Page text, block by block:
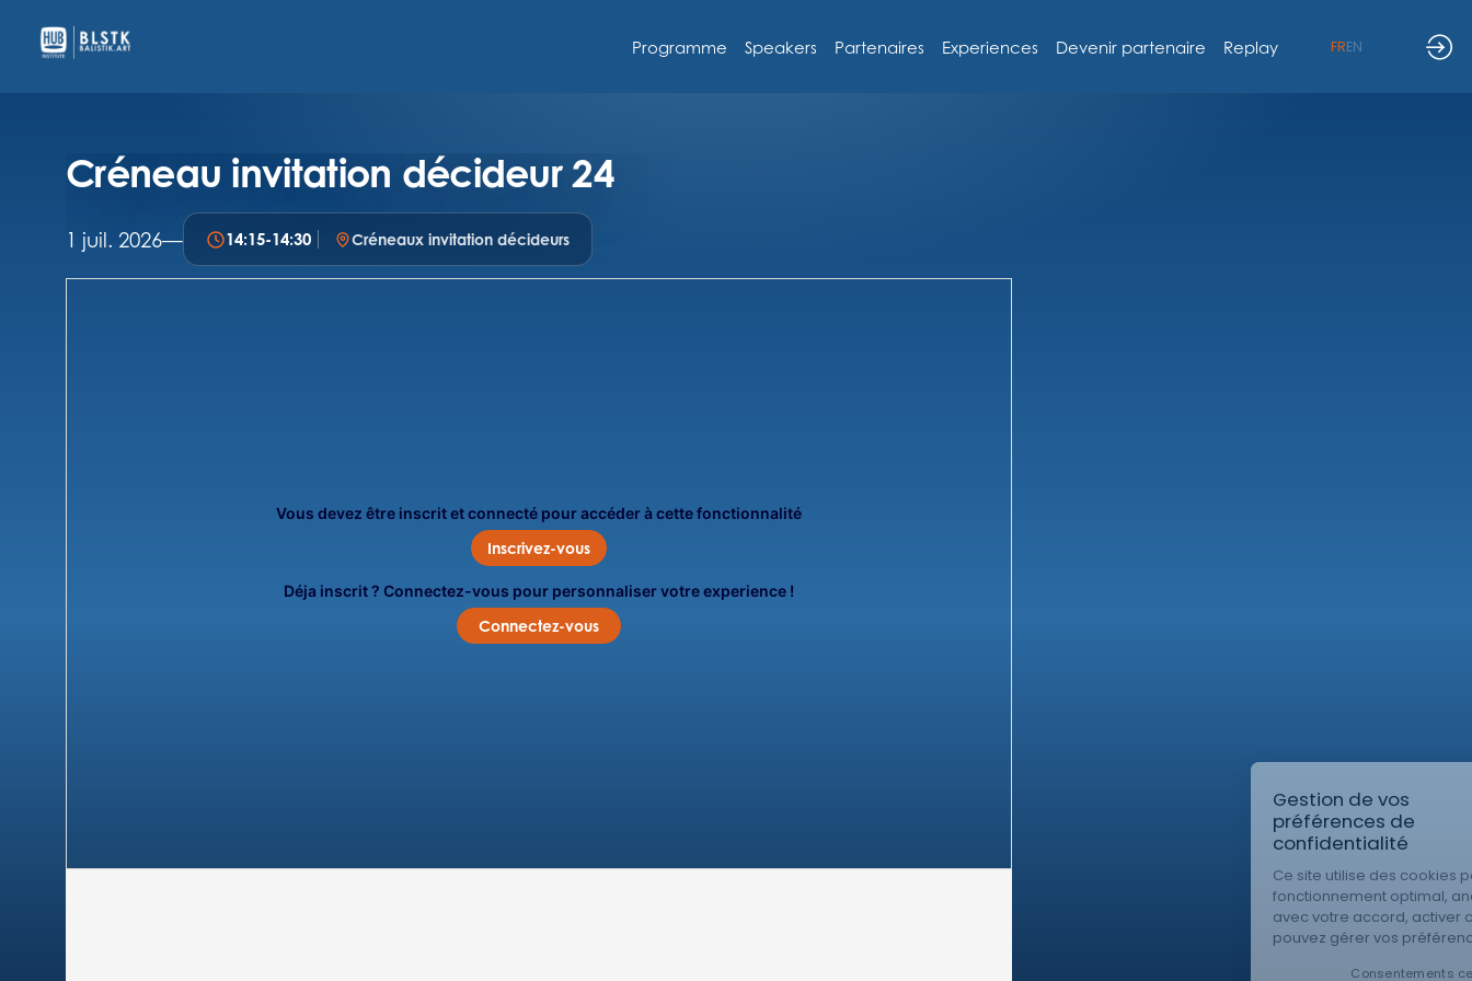
Programme Speakers Partenaires Experiences Devenir partenaire Replay FREN
Créneau invitation décideur 24
1 juil. 2026— 14:15-14:30 Créneaux invitation décideurs
Vous devez être inscrit et connecté pour accéder à cette fonctionnalité
Inscrivez-vous
Déja inscrit ? Connectez-vous pour personnaliser votre experience !
Connectez-vous